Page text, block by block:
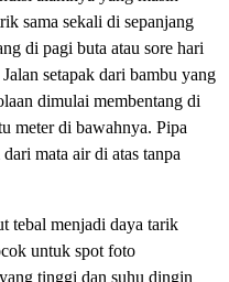
sama sekali di sepanjang
di pagi buta atau sore hari
setapak dari bambu yang
dimulai membentang di
meter di bawahnya. Pipa
mata air di atas tanpa
tebal menjadi daya tarik
untuk spot foto
tinggi dan suhu dingin